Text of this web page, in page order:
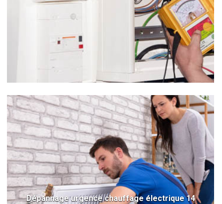
Dépannage urgence chauffage électrique 14